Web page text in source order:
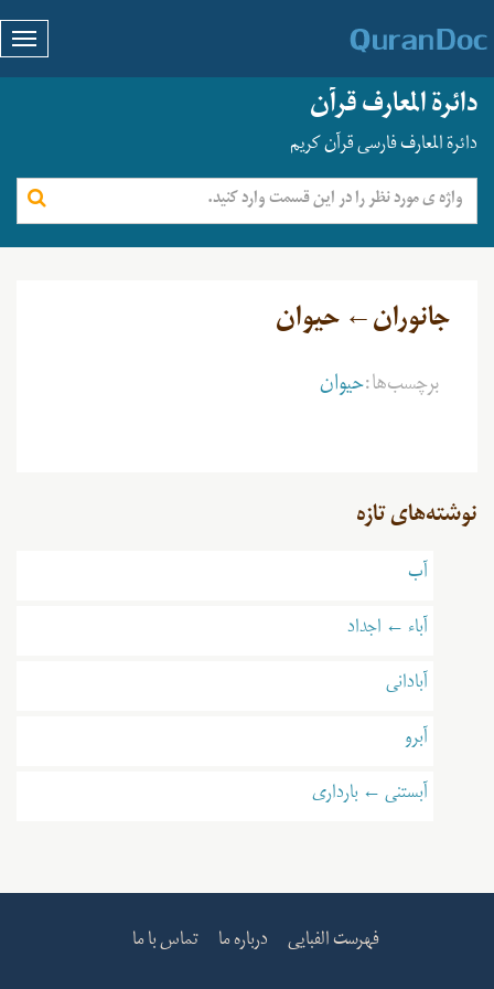
دائرة المعارف قرآن
دائرة المعارف فارسی قرآن کریم
جانوران← حیوان
برچسب‌ها:حیوان
نوشته‌های تازه
آب
آباء ← اجداد
آبادانی
آبرو
آبستنی ← بارداری
فهرست الفبایی درباره ما تماس با ما